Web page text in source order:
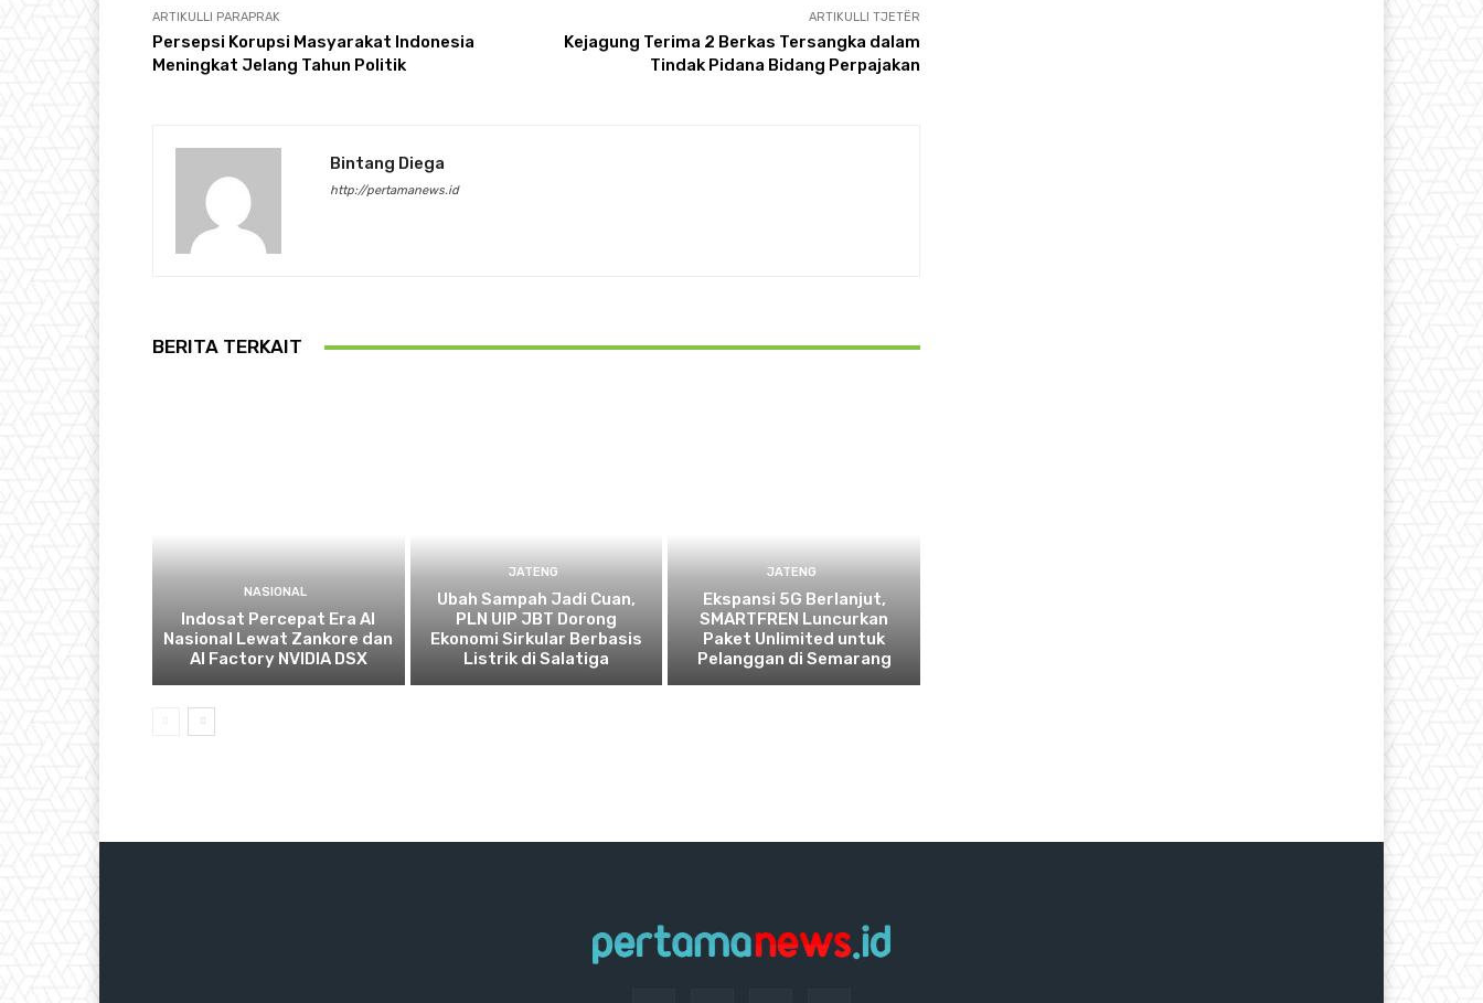
ARTIKULLI PARAPRAK
Persepsi Korupsi Masyarakat Indonesia
Meningkat Jelang Tahun Politik
ARTIKULLI TJETËR
Kejagung Terima 2 Berkas Tersangka dalam
Tindak Pidana Bidang Perpajakan
Bintang Diega
http://pertamanews.id
BERITA TERKAIT
NASIONAL
Indosat Percepat Era AI
Nasional Lewat Zankore dan
AI Factory NVIDIA DSX
JATENG
Ubah Sampah Jadi Cuan,
PLN UIP JBT Dorong
Ekonomi Sirkular Berbasis
Listrik di Salatiga
JATENG
Ekspansi 5G Berlanjut,
SMARTFREN Luncurkan
Paket Unlimited untuk
Pelanggan di Semarang